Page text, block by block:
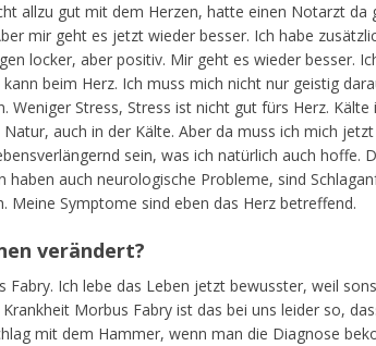
allzu gut mit dem Herzen, hatte einen Notarzt da
mir geht es jetzt wieder besser. Ich habe
locker, aber positiv. Mir geht es wieder besser.
beim Herz. Ich muss mich nicht nur geistig
Stress, Stress ist nicht gut fürs Herz.
auch in der Kälte. Aber da muss ich mich
sein, was ich natürlich auch hoffe.
auch neurologische Probleme, sind
Meine Symptome sind eben das Herz betreffend.
verändert?
Fabry. Ich lebe das Leben jetzt bewusster, weil
Morbus Fabry ist das bei uns leider so,
mit dem Hammer, wenn man die Diagnose